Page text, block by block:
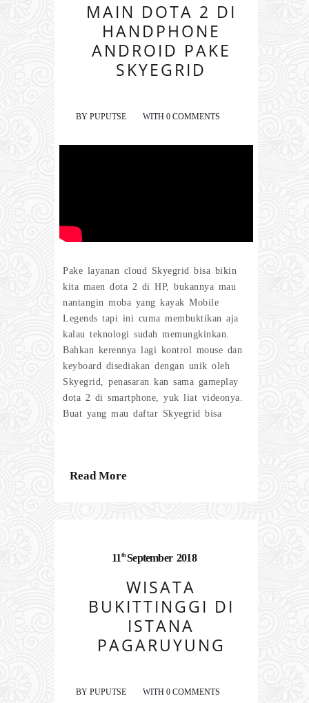
MAIN DOTA 2 DI
HANDPHONE
ANDROID PAKE
SKYEGRID
BY PUPUTSE WITH 0 COMMENTS
Pake layanan cloud Skyegrid bisa bikin
kita maen dota 2 di HP, bukannya mau
nantangin moba yang kayak Mobile
Legends tapi ini cuma membuktikan aja
kalau teknologi sudah memungkinkan.
Bahkan kerennya lagi kontrol mouse dan
keyboard disediakan dengan unik oleh
Skyegrid, penasaran kan sama gameplay
dota 2 di smartphone, yuk liat videonya.
Buat yang mau daftar Skyegrid bisa
Read More
11 th September 2018
WISATA
BUKITTINGGI DI
ISTANA
PAGARUYUNG
BY PUPUTSE WITH 0 COMMENTS